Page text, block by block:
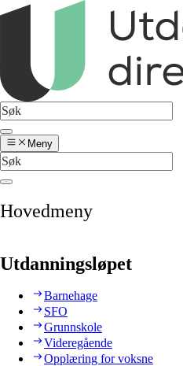
Meny
Hovedmeny
Utdanningsløpet
Barnehage
SFO
Grunnskole
Videregående
Opplæring for voksne